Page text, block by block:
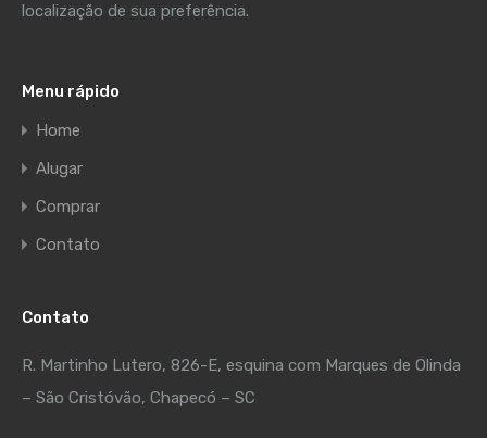
localização de sua preferência.
Menu rápido
Home
Alugar
Comprar
Contato
Contato
R. Martinho Lutero, 826-E, esquina com Marques de Olinda
– São Cristóvão, Chapecó – SC